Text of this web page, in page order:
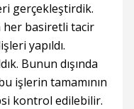
gerçekleştirdik.
her basiretli tacir
yapıldı.
Bunun dışında
işlerin tamamının
kontrol edilebilir.